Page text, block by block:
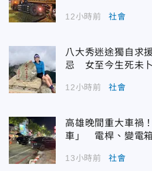
12小時前 社會
八大秀迷途獨自求
忌 女至今生死未卜
12小時前 社會
高雄晚間重大車禍
車」 電桿、變電
13小時前 社會